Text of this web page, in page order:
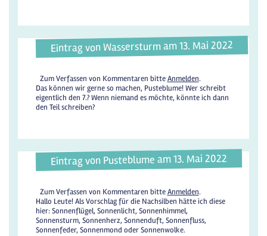
Eintrag von Wassersturm am 13. Mai 2022
Zum Verfassen von Kommentaren bitteAnmelden.
Das können wir gerne so machen, Pusteblume! Wer schreibt
eigentlich den 7.? Wenn niemand es möchte, könnte ich dann
den Teil schreiben?
Eintrag von Pusteblume am 13. Mai 2022
Zum Verfassen von Kommentaren bitteAnmelden.
Hallo Leute! Als Vorschlag für die Nachsilben hätte ich diese
hier: Sonnenflügel, Sonnenlicht, Sonnenhimmel,
Sonnensturm, Sonnenherz, Sonnenduft, Sonnenfluss,
Sonnenfeder, Sonnenmond oder Sonnenwolke.